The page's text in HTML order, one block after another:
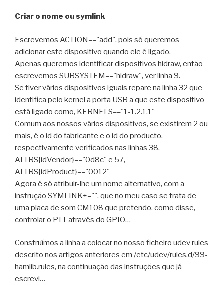
27
    ATTRS{supports_autosuspend}=="1"
29
    ATTRS{bInterfaceProtocol}=="00"
30
31
looking at parent device '/devices/platform/scb/
32
    KERNELS=="1-1.2.1.1"
33
    SUBSYSTEMS=="usb"
34
    DRIVERS=="usb"
35
    ATTRS{bcdDevice}=="0100"
36
    ATTRS{bDeviceClass}=="00"
37
    ATTRS{avoid_reset_quirk}=="0"
38
    ATTRS{idVendor}=="0d8c"
39
    ATTRS{authorized}=="1"
40
    ATTRS{bMaxPacketSize0}=="8"
41
    ATTRS{bNumConfigurations}=="1"
42
    ATTRS{urbnum}=="54288083"
43
    ATTRS{bDeviceSubClass}=="00"
44
    ATTRS{bConfigurationValue}=="1"
46
    ATTRS{configuration}==""
47
    ATTRS{devspec}=="(null)"
48
    ATTRS{manufacturer}=="C-Media Electronics Inc."
49
    ATTRS{quirks}=="0x0"
Criar o nome ou symlink
Escrevemos ACTION=="add", pois só queremos
adicionar este dispositivo quando ele é ligado.
Apenas queremos identificar dispositivos hidraw, então
escrevemos SUBSYSTEM=="hidraw", ver linha 9.
Se tiver vários dispositivos iguais repare na linha 32 que
identifica pelo kernel a porta USB a que este dispositivo
está ligado como, KERNELS=="1-1.2.1.1"
Comum aos nossos vários dispositivos, se existirem 2 ou
mais, é o id do fabricante e o id do producto,
respectivamente verificados nas linhas 38,
ATTRS{idVendor}=="0d8c" e 57,
ATTRS{idProduct}=="0012"
Agora é só atribuir-lhe um nome alternativo, com a
instrução SYMLINK+="", que no meu caso se trata de
uma placa de som CM108 que pretendo, como disse,
controlar o PTT através do GPIO…
Construímos a linha a colocar no nosso ficheiro udev rules
descrito nos artigos anteriores em /etc/udev/rules.d/99-
hamlib.rules, na continuação das instruções que já
escrevi…